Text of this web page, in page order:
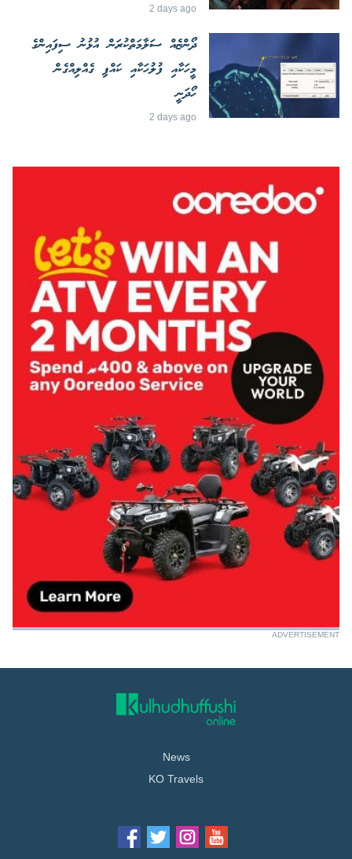
2 days ago
ދޯންޏެއް ސަލާމަތްކުރަން އުޅުނު ސިފައިންގެ
މީހަކާއި ފުލުހަކާއި ކައްޕި ގެއްލިއްގެން
ހޯދަނީ
2 days ago
ADVERTISEMENT
News
KO Travels